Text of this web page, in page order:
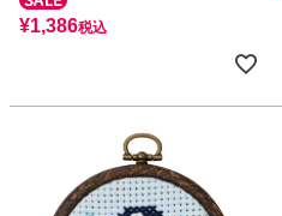
¥1,386税込